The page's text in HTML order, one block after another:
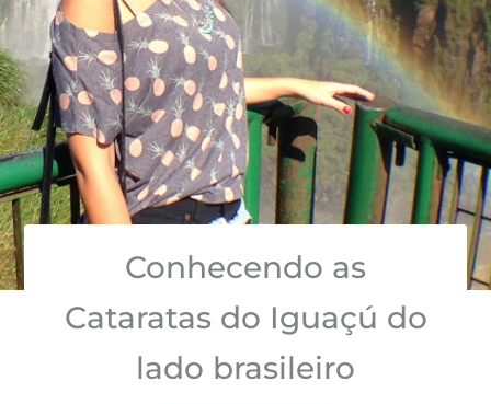
Conhecendo as
Cataratas do Iguaçú do
lado brasileiro